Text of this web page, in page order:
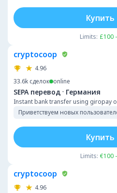
Limits: £100
Купить
cryptocoop
4.96
33.6k сделок online
SEPA перевод · Германия
Instant bank transfer using giropay
Приветствуем новых
Limits: €100
Купить
cryptocoop
4.96